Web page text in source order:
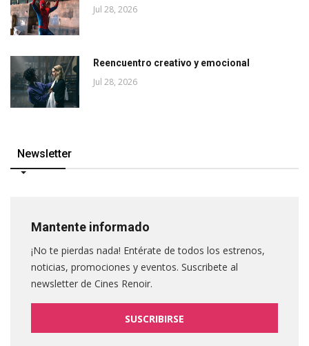
Jul 28, 2026
Reencuentro creativo y emocional
Jul 28, 2026
Newsletter
Mantente informado
¡No te pierdas nada! Entérate de todos los estrenos,
noticias, promociones y eventos. Suscribete al
newsletter de Cines Renoir.
SUSCRIBIRSE